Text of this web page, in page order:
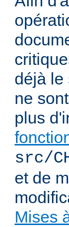
déjà le
ne
plus
src/
et de
Mises